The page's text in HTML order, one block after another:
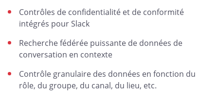
Contrôles de confidentialité et de conformité
intégrés pour Slack
Recherche fédérée puissante de données de
conversation en contexte
Contrôle granulaire des données en fonction du
rôle, du groupe, du canal, du lieu, etc.